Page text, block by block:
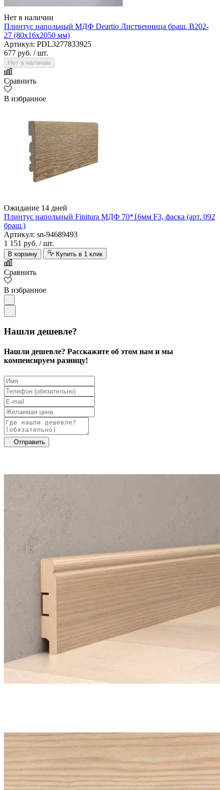
Нет в наличии
Плинтус напольный МДФ Deartio Лиственница браш. B202-
27 (80х16х2050 мм)
Артикул: PDL3277833925
677 руб. / шт.
Нет в наличии
Сравнить
В избранное
Ожидание 14 дней
Плинтус напольный Finitura МДФ 70*16мм F3, фаска (арт. 092
браш.)
Артикул: sn-94689493
1 151 руб. / шт.
В корзину Купить в 1 клик
Сравнить
В избранное
Нашли дешевле?
Нашли дешевле? Расскажите об этом нам и мы
компенсируем разницу!
Отправить